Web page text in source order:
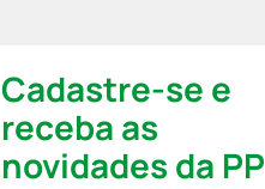
Cadastre-se e
receba as
novidades da PP